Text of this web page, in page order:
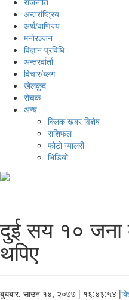
अन्तर्राष्ट्रिय
अर्थ/वाणिज्य
मनाेरञ्जन
विज्ञान प्रविधि
अन्तरर्वार्ता
विचार/ब्लग
खेलकुद
रोचक
अन्य
क्लिक खबर विशेष
राशिफल
फोटो ग्यालरी
भिडियो
दुई सय १० जना
थपिए
बुधबार, साउन १४, २०७७ | १६:४३:५४ |